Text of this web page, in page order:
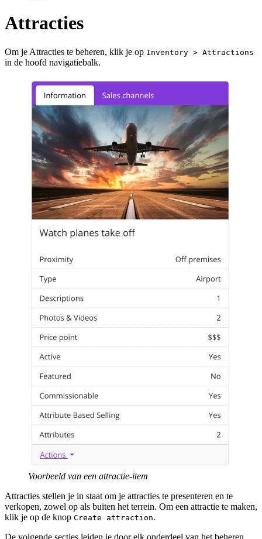
Attracties
Om je Attracties te beheren, klik je op Inventory > Attractions
in de hoofd navigatiebalk.
Voorbeeld van een attractie-item
Attracties stellen je in staat om je attracties te presenteren en te
verkopen, zowel op als buiten het terrein. Om een attractie te maken,
klik je op de knop Create attraction.
De volgende secties leiden je door elk onderdeel van het beheren